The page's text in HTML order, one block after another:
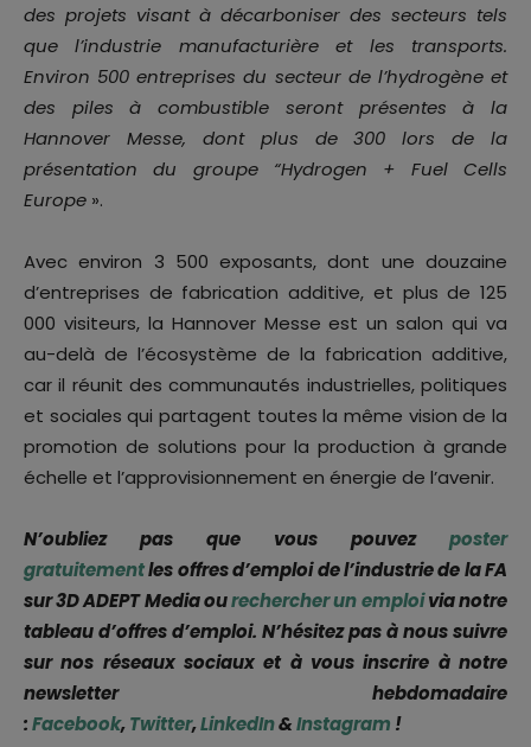
des projets visant à décarboniser des secteurs tels
que l’industrie manufacturière et les transports.
Environ 500 entreprises du secteur de l’hydrogène et
des piles à combustible seront présentes à la
Hannover Messe, dont plus de 300 lors de la
présentation du groupe “Hydrogen + Fuel Cells
Europe ».
Avec environ 3 500 exposants, dont une douzaine
d’entreprises de fabrication additive, et plus de 125
000 visiteurs, la Hannover Messe est un salon qui va
au-delà de l’écosystème de la fabrication additive,
car il réunit des communautés industrielles, politiques
et sociales qui partagent toutes la même vision de la
promotion de solutions pour la production à grande
échelle et l’approvisionnement en énergie de l’avenir.
N’oubliez pas que vous pouvez poster
gratuitementles offres d’emploi de l’industrie de la FA
sur 3D ADEPT Media ourechercher un emploivia notre
tableau d’offres d’emploi. N’hésitez pas à nous suivre
sur nos réseaux sociaux et à vous inscrire à notre
newsletter hebdomadaire
:Facebook,Twitter,LinkedIn&Instagram !